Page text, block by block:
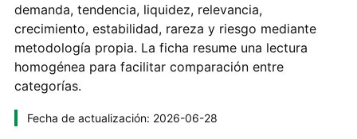
demanda, tendencia, liquidez, relevancia,
crecimiento, estabilidad, rareza y riesgo mediante
metodología propia. La ficha resume una lectura
homogénea para facilitar comparación entre
categorías.
Fecha de actualización: 2026-06-28